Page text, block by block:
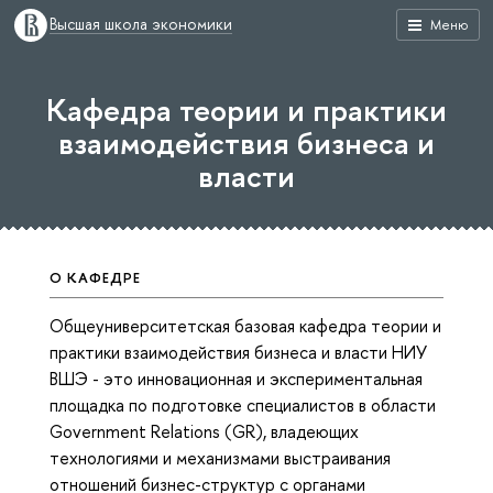
Меню
Высшая школа экономики
Кафедра теории и практики
взаимодействия бизнеса и
власти
О КАФЕДРЕ
Общеуниверситетская базовая кафедра теории и
практики взаимодействия бизнеса и власти НИУ
ВШЭ - это инновационная и экспериментальная
площадка по подготовке специалистов в области
Government Relations (GR), владеющих
технологиями и механизмами выстраивания
отношений бизнес-структур с органами